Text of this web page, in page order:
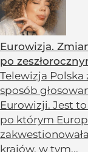
Eurowizja.
po
Telewizja
sposób
Eurowizji. Jest
po którym
krajów, w tym...